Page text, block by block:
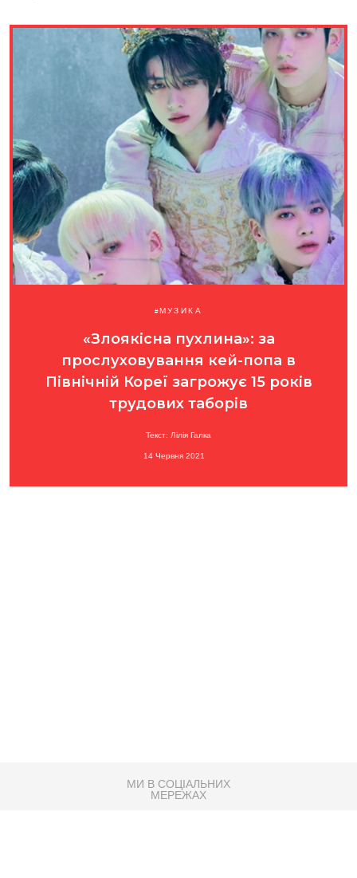
МУЗИКА
«Злоякісна пухлина»: за
прослуховування кей-попа в
Північній Кореї загрожує 15 років
трудових таборів
Текст: Лілія Галка
14 Червня 2021
МИ В СОЦІАЛЬНИХ
МЕРЕЖАХ